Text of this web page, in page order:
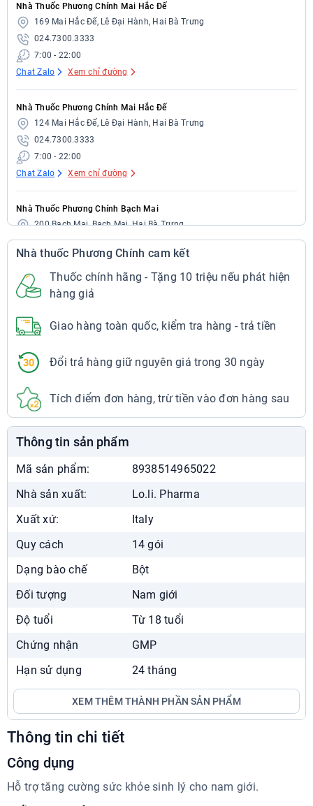
Nhà Thuốc Phương Chính Mai Hắc Đế
169 Mai Hắc Đế, Lê Đại Hành, Hai Bà Trưng
024.7300.3333
7:00 - 22:00
Chat Zalo
Xem chỉ đường
Nhà Thuốc Phương Chính Mai Hắc Đế
124 Mai Hắc Đế, Lê Đại Hành, Hai Bà Trưng
024.7300.3333
7:00 - 22:00
Chat Zalo
Xem chỉ đường
Nhà Thuốc Phương Chính Bạch Mai
200 Bạch Mai, Bạch Mai, Hai Bà Trưng
024.7300.3333
7:00 - 22:00
Chat Zalo
Xem chỉ đường
297 Bạch Mai, Bạch Mai, Hai Bà Trưng
7:00 - 22:00
Chat Zalo
Nhà Thuốc Phương Chính Cầu Dền
29 Bạch Mai, Cầu Dền, Hai Bà Trưng
024.7300.3333
7:00 - 22:00
Nhà Thuốc Phương Chính Nguyễn Du
38 Mai Hắc Đế, Nguyễn Du, Hai Bà Trưng
024.7300.3333
Chat Zalo
Nhà Thuốc Phương Chính Times City
024.7300.3333
7:00 - 22:30
Chat Zalo
Xem chỉ đường
Showroom Phương Chính
Liền Kề 04, ngõ Hòa Bình 6, Bạch Mai
024.7300.3333
8:00 - 18:00
Chat Zalo
Nhà thuốc Phương Chính cam kết
Thuốc chính hãng - Tặng 10 triệu nếu phát hiện
hàng giả
Giao hàng toàn quốc, kiểm tra hàng - trả tiền
Đổi trả hàng giữ nguyên giá trong 30 ngày
Tích điểm đơn hàng, trừ tiền vào đơn hàng sau
Thông tin chi tiết
Công dụng
Hỗ trợ tăng cường sức khỏe sinh lý cho nam giới.
Thông tin sản phẩm
Mã sản phẩm:
8938514965022
Nhà sản xuất:
Lo.li. Pharma
Xuất xứ:
Italy
Quy cách
14 gói
Dạng bào chế
Bột
Đối tượng
Nam giới
Độ tuổi
Từ 18 tuổi
Chứng nhận
GMP
Hạn sử dụng
24 tháng
XEM THÊM THÀNH PHẦN SẢN PHẨM